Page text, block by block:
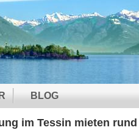
BLOG
im Tessin mieten